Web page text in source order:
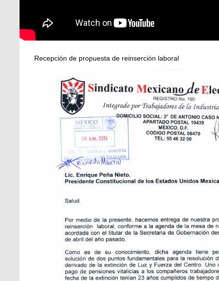
Recepción de propuesta de reinserción laboral